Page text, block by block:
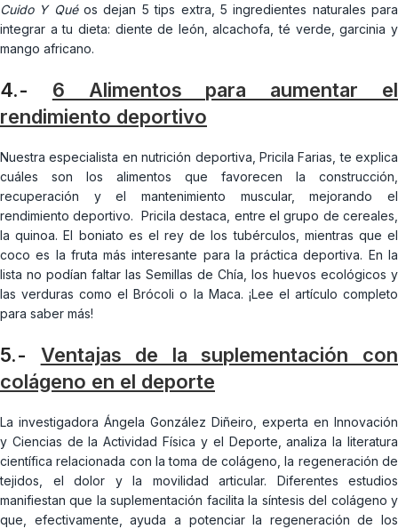
Cuido Y Quéos dejan 5 tips extra, 5 ingredientes naturales para
integrar a tu dieta: diente de león, alcachofa, té verde, garcinia y
mango africano.
4.- 6 Alimentos para aumentar el
rendimiento deportivo
Nuestra especialista en nutrición deportiva, Pricila Farias, te explica
cuáles son los alimentos que favorecen la construcción,
recuperación y el mantenimiento muscular, mejorando el
rendimiento deportivo. Pricila destaca, entre el grupo de cereales,
la quinoa. El boniato es el rey de los tubérculos, mientras que el
coco es la fruta más interesante para la práctica deportiva. En la
lista no podían faltar las Semillas de Chía, los huevos ecológicos y
las verduras como el Brócoli o la Maca. ¡Lee el artículo completo
para saber más!
5.- Ventajas de la suplementación con
colágeno en el deporte
La investigadora Ángela González Diñeiro, experta en Innovación
y Ciencias de la Actividad Física y el Deporte, analiza la literatura
científica relacionada con la toma de colágeno, la regeneración de
tejidos, el dolor y la movilidad articular. Diferentes estudios
manifiestan que la suplementación facilita la síntesis del colágeno y
que, efectivamente, ayuda a potenciar la regeneración de los